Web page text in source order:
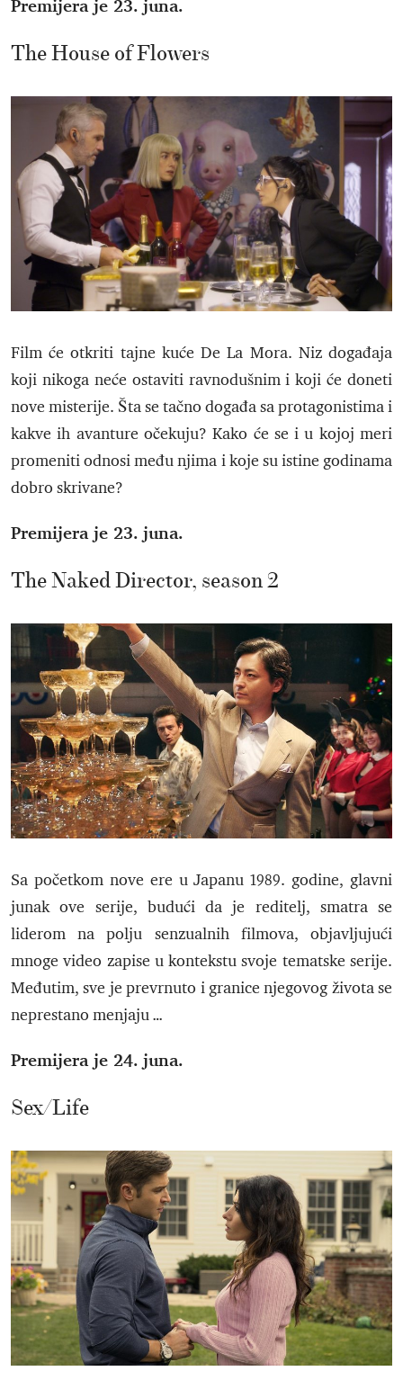
Premijera je 23. juna.
The House of Flowers
Film će otkriti tajne kuće De La Mora. Niz događaja
koji nikoga neće ostaviti ravnodušnim i koji će doneti
nove misterije. Šta se tačno događa sa protagonistima i
kakve ih avanture očekuju? Kako će se i u kojoj meri
promeniti odnosi među njima i koje su istine godinama
dobro skrivane?
Premijera je 23. juna.
The Naked Director, season 2
Sa početkom nove ere u Japanu 1989. godine, glavni
junak ove serije, budući da je reditelj, smatra se
liderom na polju senzualnih filmova, objavljujući
mnoge video zapise u kontekstu svoje tematske serije.
Međutim, sve je prevrnuto i granice njegovog života se
neprestano menjaju …
Premijera je 24. juna.
Sex/Life